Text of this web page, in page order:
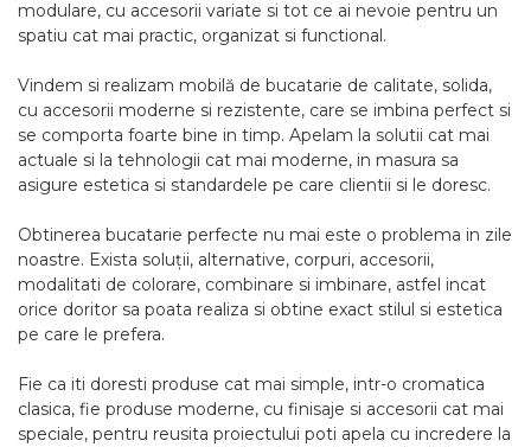
modulare, cu accesorii variate si tot ce ai nevoie pentru un
spatiu cat mai practic, organizat si functional.
Vindem si realizam mobilă de bucatarie de calitate, solida,
cu accesorii moderne si rezistente, care se imbina perfect si
se comporta foarte bine in timp. Apelam la solutii cat mai
actuale si la tehnologii cat mai moderne, in masura sa
asigure estetica si standardele pe care clientii si le doresc.
Obtinerea bucatarie perfecte nu mai este o problema in zile
noastre. Exista soluții, alternative, corpuri, accesorii,
modalitati de colorare, combinare si imbinare, astfel incat
orice doritor sa poata realiza si obtine exact stilul si estetica
pe care le prefera.
Fie ca iti doresti produse cat mai simple, intr-o cromatica
clasica, fie produse moderne, cu finisaje si accesorii cat mai
speciale, pentru reusita proiectului poti apela cu incredere la